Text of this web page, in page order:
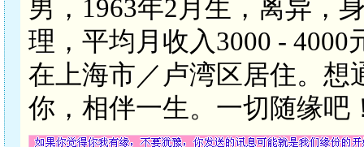
男，1963年2月生，离异，
理，平均月收入3000 -
在上海市／卢湾区居住。想
你，相伴一生。一切随缘吧